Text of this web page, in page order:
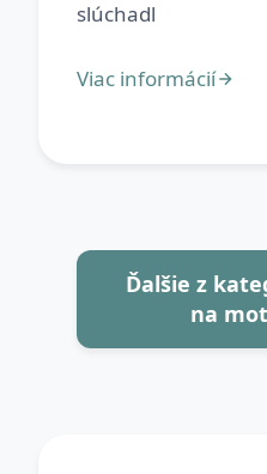
Ďalšie z
na